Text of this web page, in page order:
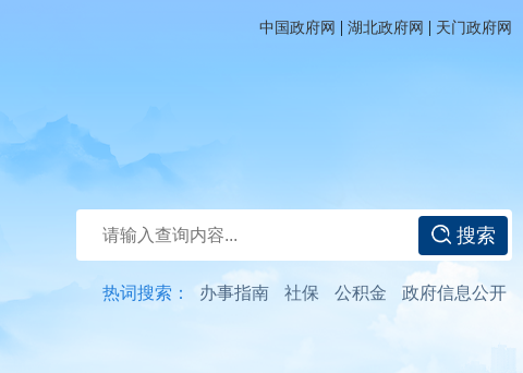
中国政府网 | 湖北政府网 | 天门政府网
搜索
热词搜索： 办事指南 社保 公积金 政府信息公开